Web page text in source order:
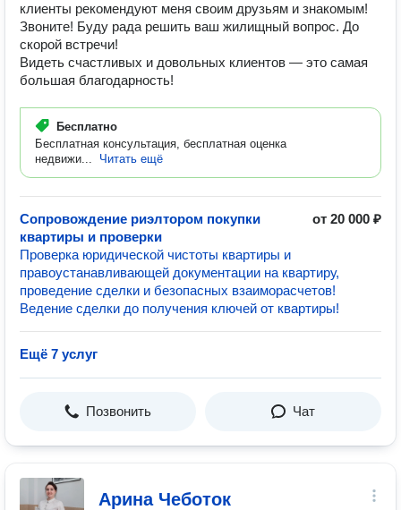
клиенты рекомендуют меня своим друзьям и знакомым!
Звоните! Буду рада решить ваш жилищный вопрос. До
скорой встречи!
Видеть счастливых и довольных клиентов — это самая
большая благодарность!
Бесплатно
Бесплатная консультация, бесплатная оценка
недвижи...
Читать ещё
Сопровождение риэлтором покупки
квартиры и проверки
от 20 000 ₽
Проверка юридической чистоты квартиры и
правоустанавливающей документации на квартиру,
проведение сделки и безопасных взаиморасчетов!
Ведение сделки до получения ключей от квартиры!
Ещё 7 услуг
Позвонить Чат
Арина Чеботок